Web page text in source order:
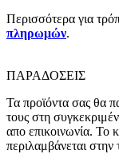
Περισσότερα για
πληρωμών.
ΠΑΡΑΔΟΣΕΙΣ
Τα προϊόντα σας θα
τους στη
απο επικοινωνία. Το
περιλαμβάνεται στην